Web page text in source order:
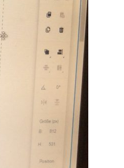
Schulwart
Impressum
Datenschutzerklärung